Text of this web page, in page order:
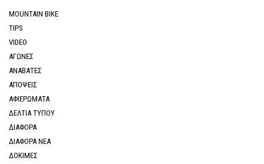
MOUNTAIN BIKE
TIPS
VIDEO
ΑΓΩΝΕΣ
ΑΝΑΒΑΤΕΣ
ΑΠΟΨΕΙΣ
ΑΦΙΕΡΩΜΑΤΑ
ΔΕΛΤΙΑ ΤΥΠΟΥ
ΔΙΑΦΟΡΑ
ΔΙΑΦΟΡΑ ΝΕΑ
ΔΟΚΙΜΕΣ